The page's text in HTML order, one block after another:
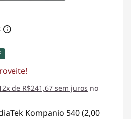
:
de R$241,67 sem juros no
Kompanio 540 (2,00